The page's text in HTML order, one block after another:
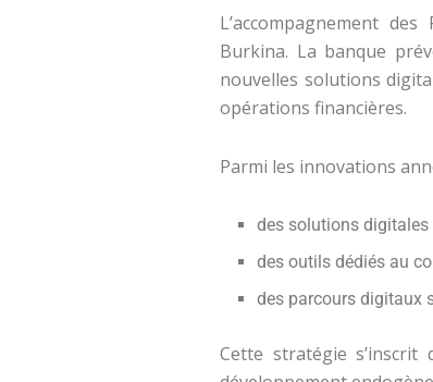
L’accompagnement
Burkina. La banque
nouvelles solutions
opérations financières.
Parmi les innovations
des solutions digitales
des outils dédiés au
des parcours digitaux
Cette stratégie